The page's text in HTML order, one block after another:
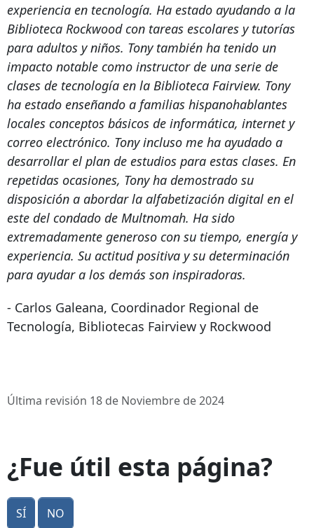
experiencia en tecnología. Ha estado ayudando a la
Biblioteca Rockwood con tareas escolares y tutorías
para adultos y niños. Tony también ha tenido un
impacto notable como instructor de una serie de
clases de tecnología en la Biblioteca Fairview. Tony
ha estado enseñando a familias hispanohablantes
locales conceptos básicos de informática, internet y
correo electrónico. Tony incluso me ha ayudado a
desarrollar el plan de estudios para estas clases. En
repetidas ocasiones, Tony ha demostrado su
disposición a abordar la alfabetización digital en el
este del condado de Multnomah. Ha sido
extremadamente generoso con su tiempo, energía y
experiencia. Su actitud positiva y su determinación
para ayudar a los demás son inspiradoras.
- Carlos Galeana, Coordinador Regional de
Tecnología, Bibliotecas Fairview y Rockwood
Última revisión 18 de Noviembre de 2024
¿Fue útil esta página?
Sí No